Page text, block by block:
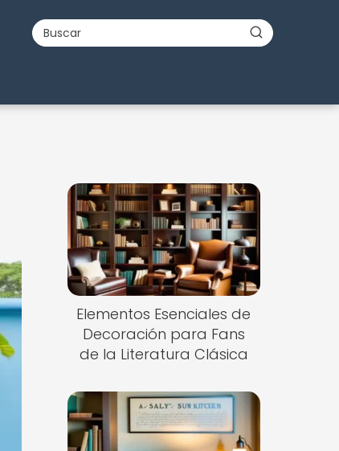
Elementos Esenciales de
Decoración para Fans
de la Literatura Clásica